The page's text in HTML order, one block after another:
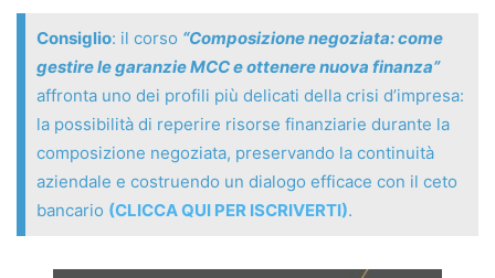
circolari, dei provvedimenti e risposte della P.A., e dei
vademecum e linee guida dei tribunali.
Leonarda D’Alonzo
Avvocato, già Giudice Onorario presso il tribunale di
Ferrara e Giudice dell’Esecuzione in esecuzioni mobiliari,
esecuzioni esattoriali mobiliari e immobiliari e
Consiglio: il corso “Composizione negoziata: come
gestire le garanzie MCC e ottenere nuova finanza”
affronta uno dei profili più delicati della crisi d’impresa:
la possibilità di reperire risorse finanziarie durante la
composizione negoziata, preservando la continuità
aziendale e costruendo un dialogo efficace con il ceto
bancario (CLICCA QUI PER ISCRIVERTI).